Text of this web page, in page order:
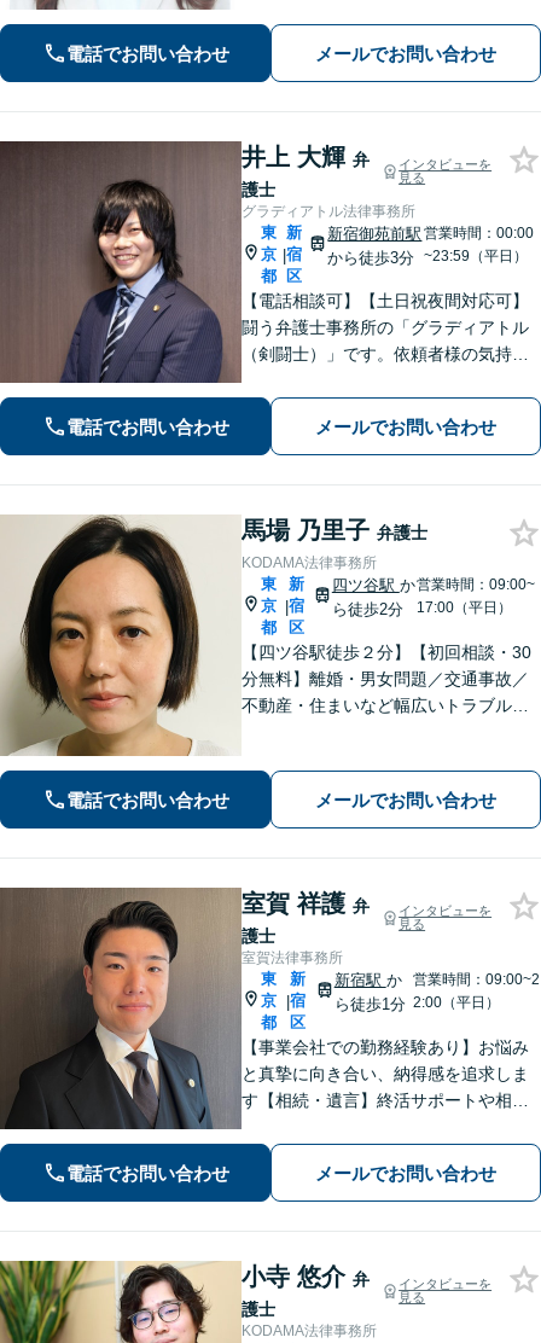
ください【新宿御苑前駅3分】
電話でお問い合わせ メールでお問い合わせ
井上 大輝 弁
護士
インタビューを
見る
グラディアトル法律事務所
東
京
都
|
新
宿
区
新宿御苑前駅
から徒歩3分
営業時間：00:00
~23:59（平日）
【電話相談可】【土日祝夜間対応可】
闘う弁護士事務所の「グラディアトル
（剣闘士）」です。依頼者様の気持ち
確固たるスタイルを貫きます。離婚・
刑事事件・相続など何でもご相談くだ
さい。
電話でお問い合わせ メールでお問い合わせ
馬場 乃里子 弁護士
KODAMA法律事務所
東
京
都
|
新
宿
区
四ツ谷駅 か
ら徒歩2分
営業時間：09:00~
17:00（平日）
【四ツ谷駅徒歩２分】【初回相談・30
分無料】離婚・男女問題／交通事故／
不動産・住まいなど幅広いトラブルに
案します【夜間・土日祝のご相談OK
（要事前予約）】
電話でお問い合わせ メールでお問い合わせ
室賀 祥護 弁
護士
インタビューを
見る
室賀法律事務所
東
京
都
|
新
宿
区
新宿駅 か
ら徒歩1分
営業時間：09:00~2
2:00（平日）
【事業会社での勤務経験あり】お悩み
と真摯に向き合い、納得感を追求しま
す【相続・遺言】終活サポートや相続
権回収】スピーディーかつ的確な対応
で回収の最大化をめざします【オンラ
イン面談対応】【新宿駅1分】
電話でお問い合わせ メールでお問い合わせ
小寺 悠介 弁
護士
インタビューを
見る
KODAMA法律事務所